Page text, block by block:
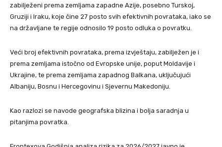
zabilježeni prema zemljama zapadne Azije, posebno Turskoj,
Gruziji i Iraku, koje čine 27 posto svih efektivnih povrataka, iako se
na državljane te regije odnosilo 19 posto odluka o povratku.
Veći broj efektivnih povrataka, prema izvještaju, zabilježen je i
prema zemljama istočno od Evropske unije, poput Moldavije i
Ukrajine, te prema zemljama zapadnog Balkana, uključujući
Albaniju, Bosnu i Hercegovinu i Sjevernu Makedoniju.
Kao razlozi se navode geografska blizina i bolja saradnja u
pitanjima povratka.